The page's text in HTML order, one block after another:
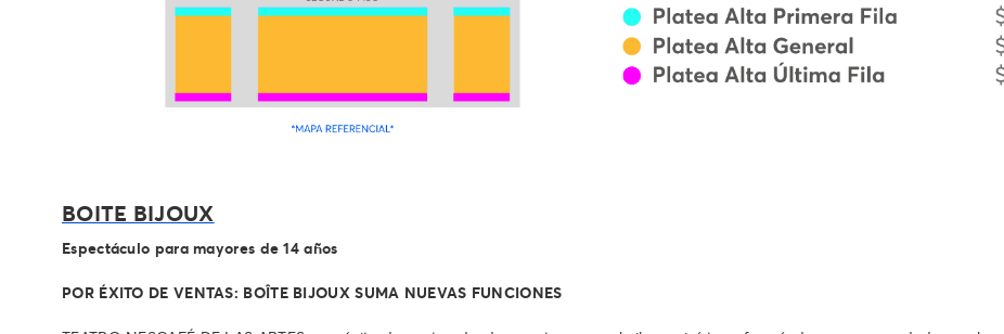
BOITE BIJOUX
Espectáculo para mayores de 14 años
POR ÉXITO DE VENTAS: BOÎTE BIJOUX SUMA NUEVAS FUNCIONES